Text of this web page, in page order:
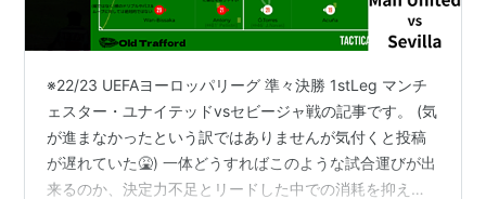
※22/23 UEFAヨーロッパリーグ 準々決勝 1stLeg マンチ
ェスター・ユナイテッドvsセビージャ戦の記事です。 (気
が進まなかったという訳ではありませんが気付くと投稿
が遅れていた🤮) 一体どうすればこのような試合運びが出
来るのか、決定力不足とリードした中での消耗を抑える